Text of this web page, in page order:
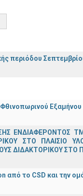
περιόδου
ΕΝΔΙΑΦΕΡΟΝΤΟΣ
ΣΤΟ ΠΛΑΙΣΙΟ
ΔΙΔΑΚΤΟΡΙΚΟΥ ΣΤΟ
από το CSD και την